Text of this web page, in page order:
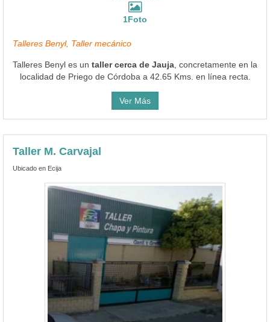
1Foto
Talleres Benyl, Taller mecánico
Talleres Benyl es un taller cerca de Jauja , concretamente en la
localidad de Priego de Córdoba a 42.65 Kms. en línea recta.
Ver Más
Taller M. Carvajal
Ubicado en Ecija